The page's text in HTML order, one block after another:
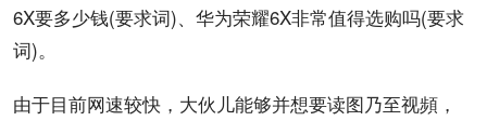
6X要多少钱(要求词)、华为荣耀6X非常值得选购吗(要求
词)。
由于目前网速较快，大伙儿能够并想要读图乃至视頻，